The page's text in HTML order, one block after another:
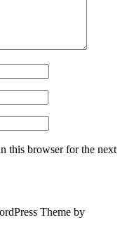
this browser for the next
Theme by